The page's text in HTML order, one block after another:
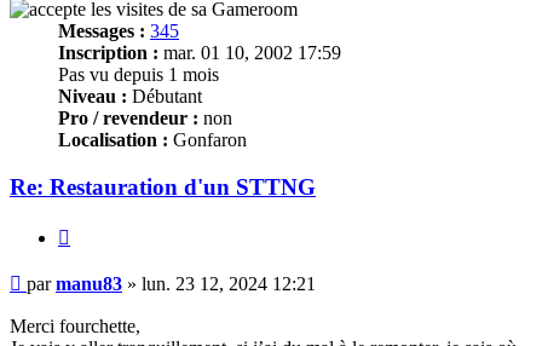
Messages : 345
Inscription : mar. 01 10, 2002 17:59
Pas vu depuis 1 mois
Niveau : Débutant
Pro / revendeur : non
Localisation : Gonfaron
Re: Restauration d'un STTNG
Message
parmanu83 » lun. 23 12, 2024 12:21
Merci fourchette,